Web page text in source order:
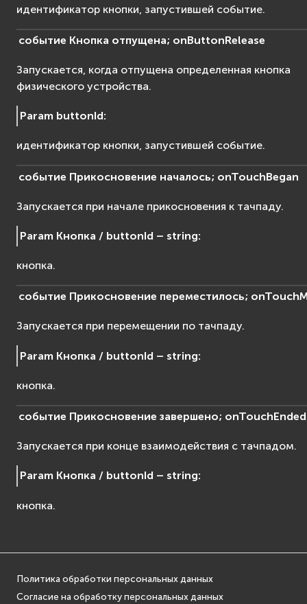
идентификатор кнопки, запустившей событие.
событие Кнопка отпущена; onButtonRelease
Запускается, когда отпущена определенная кнопка
физического устройства.
Param buttonId:
идентификатор кнопки, запустившей событие.
событие Прикосновение началось; onTouchBegan
Запускается при начале прикосновения к тачпаду.
Param Кнопка / buttonId – string:
кнопка.
событие Прикосновение переместилось;
Запускается при перемещении по тачпаду.
Param Кнопка / buttonId – string:
кнопка.
событие Прикосновение завершено; onTouchEnded
Запускается при конце взаимодействия с тачпадом.
Param Кнопка / buttonId – string:
кнопка.
Политика обработки персональных данных
Согласие на обработку персональных данных